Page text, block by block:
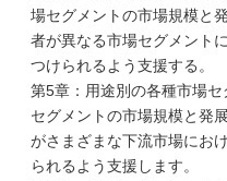
場セグメントの市場規模と
者が異なる市場セグメント
つけられるよう支援する。
第5章：用途別の各種市場
セグメントの市場規模と発
がさまざまな下流市場にお
られるよう支援します。